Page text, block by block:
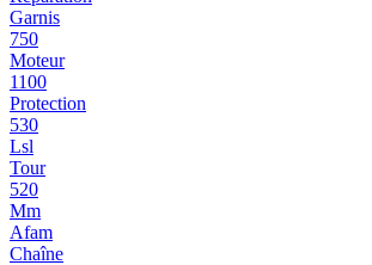
Garnis
750
Moteur
1100
Protection
530
Lsl
Tour
520
Mm
Afam
Chaîne